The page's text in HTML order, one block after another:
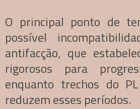
O principal ponto de
possível
antifacção, que
rigorosos para
enquanto trechos do
reduzem esses períodos.